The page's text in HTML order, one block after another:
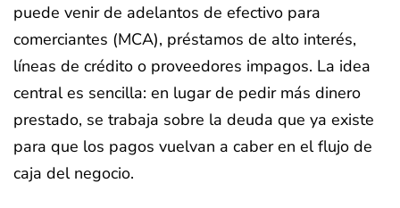
puede venir de adelantos de efectivo para
comerciantes (MCA), préstamos de alto interés,
líneas de crédito o proveedores impagos. La idea
central es sencilla: en lugar de pedir más dinero
prestado, se trabaja sobre la deuda que ya existe
para que los pagos vuelvan a caber en el flujo de
caja del negocio.